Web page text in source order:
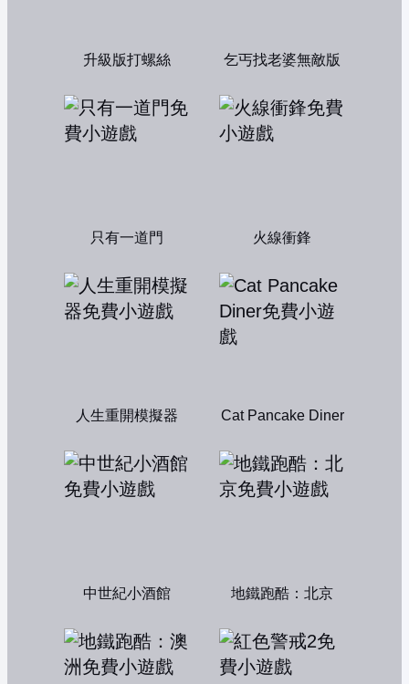
升級版打螺絲 乞丐找老婆無敵版
只有一道門 火線衝鋒
人生重開模擬器 Cat Pancake Diner
中世紀小酒館 地鐵跑酷：北京